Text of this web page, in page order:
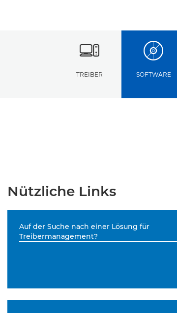
TREIBER SOFTWARE
Nützliche Links
Auf der Suche nach einer Lösung für
Treibermanagement?